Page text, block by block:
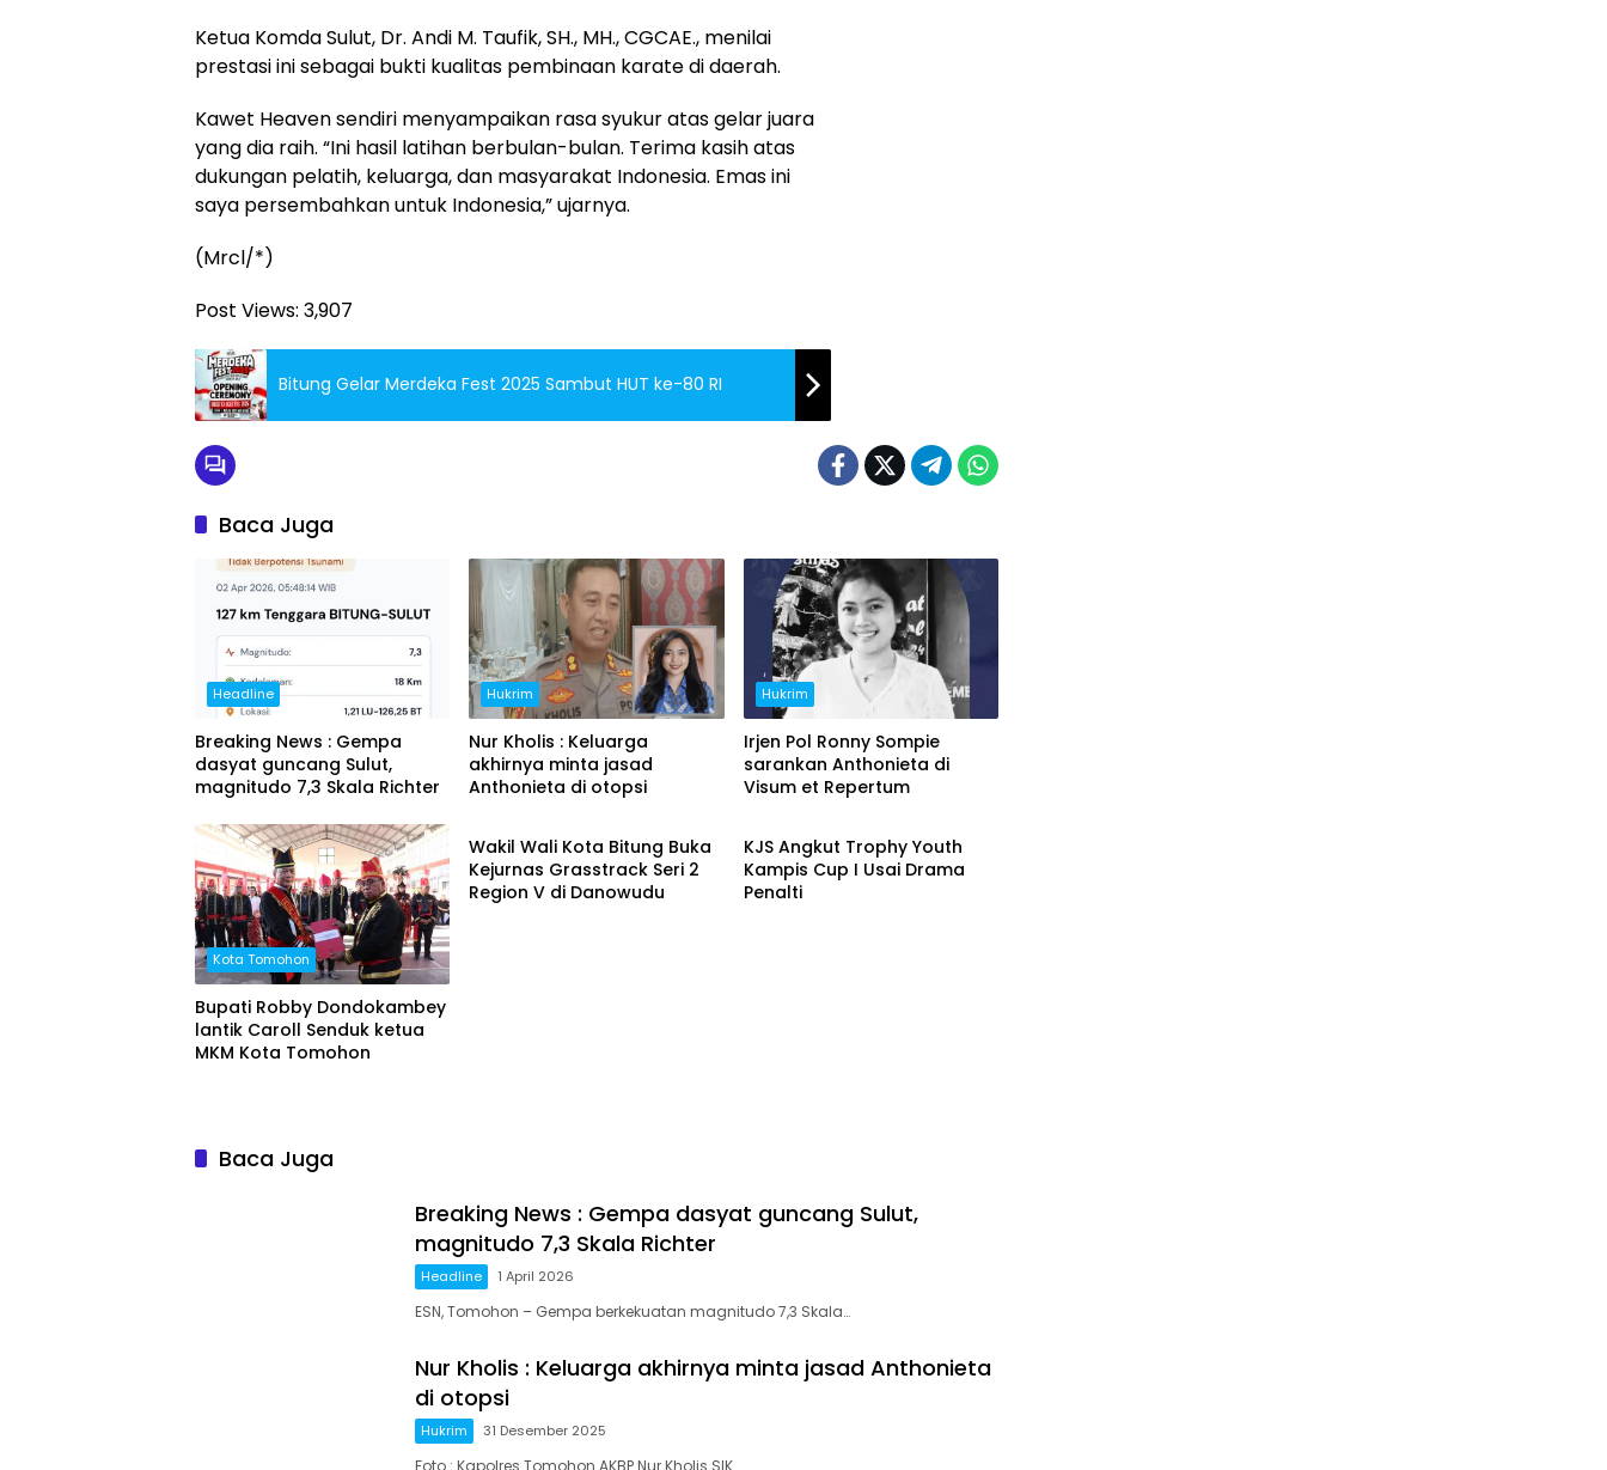
Ketua Komda Sulut, Dr. Andi M. Taufik, SH., MH., CGCAE., menilai
prestasi ini sebagai bukti kualitas pembinaan karate di daerah.
Kawet Heaven sendiri menyampaikan rasa syukur atas gelar juara
yang dia raih. “Ini hasil latihan berbulan-bulan. Terima kasih atas
dukungan pelatih, keluarga, dan masyarakat Indonesia. Emas ini
saya persembahkan untuk Indonesia,” ujarnya.
(Mrcl/*)
Post Views: 3,907
Bitung Gelar Merdeka Fest 2025 Sambut HUT ke-80 RI
Baca Juga
Headline
Breaking News : Gempa
dasyat guncang Sulut,
magnitudo 7,3 Skala Richter
Hukrim
Nur Kholis : Keluarga
akhirnya minta jasad
Anthonieta di otopsi
Hukrim
Irjen Pol Ronny Sompie
sarankan Anthonieta di
Visum et Repertum
Kota Tomohon
Bupati Robby Dondokambey
lantik Caroll Senduk ketua
MKM Kota Tomohon
Bitung
Wakil Wali Kota Bitung Buka
Kejurnas Grasstrack Seri 2
Region V di Danowudu
Bitung
KJS Angkut Trophy Youth
Kampis Cup I Usai Drama
Penalti
Baca Juga
Breaking News : Gempa dasyat guncang Sulut,
magnitudo 7,3 Skala Richter
Headline 1 April 2026
ESN, Tomohon – Gempa berkekuatan magnitudo 7,3 Skala…
Nur Kholis : Keluarga akhirnya minta jasad Anthonieta
di otopsi
Hukrim 31 Desember 2025
Foto : Kapolres Tomohon AKBP Nur Kholis SIK….